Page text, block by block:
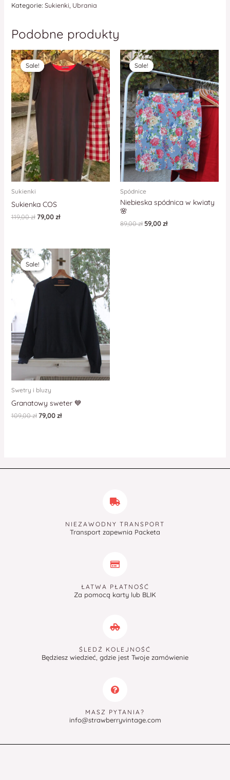
Kategorie: Sukienki Ubrania
Podobne produkty
Sale!
Sale!
Sukienki
Sukienka COS
119,00zł 79,00zł
Sale!
Sale!
Spódnice
Niebieska spódnica w kwiaty
🌸
89,00zł59,00zł
Sale!
Sale!
Swetry i bluzy
Granatowy sweter 💙
109,00zł 79,00zł
NIEZAWODNY TRANSPORT
Transport zapewnia Packeta
ŁATWA PŁATNOŚĆ
Za pomocą karty lub BLIK
ŚLEDŹ KOLEJNOŚĆ
Będziesz wiedzieć, gdzie jest Twoje zamówienie
MASZ PYTANIA?
info@strawberryvintage.com